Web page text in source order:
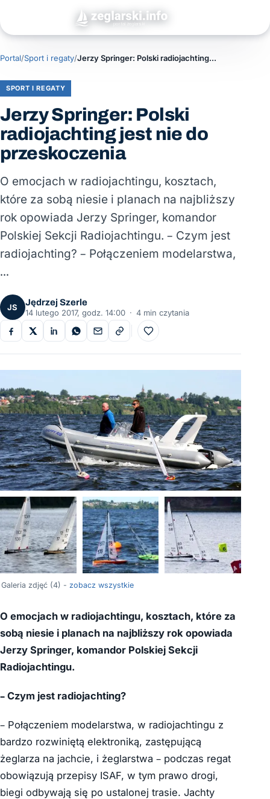
Portal/Sport i regaty/ Jerzy Springer: Polski radiojachting jest nie do przeskoczenia
SPORT I REGATY
Jerzy Springer: Polski
radiojachting jest nie do
przeskoczenia
O emocjach w radiojachtingu, kosztach,
które za sobą niesie i planach na najbliższy
rok opowiada Jerzy Springer, komandor
Polskiej Sekcji Radiojachtingu. – Czym jest
radiojachting? – Połączeniem modelarstwa,
…
JS
Jędrzej Szerle
14 lutego 2017, godz. 14:00 · 4 min czytania
Do ulubionych
Galeria zdjęć (4) - zobacz wszystkie
O emocjach w radiojachtingu, kosztach, które za
sobą niesie i planach na najbliższy rok opowiada
Jerzy Springer, komandor Polskiej Sekcji
Radiojachtingu.
– Czym jest radiojachting?
– Połączeniem modelarstwa, w radiojachtingu z
bardzo rozwiniętą elektroniką, zastępującą
żeglarza na jachcie, i żeglarstwa – podczas regat
obowiązują przepisy ISAF, w tym prawo drogi,
biegi odbywają się po ustalonej trasie. Jachty